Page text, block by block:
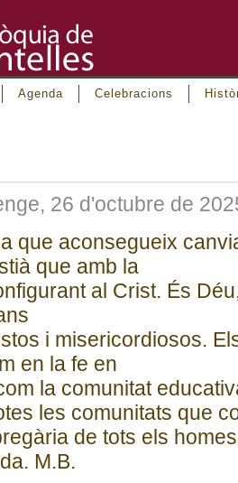
Agenda Celebracions
26 d'octubre de
que aconsegueix
que amb la
al Crist. És
i misericordiosos.
en la fe en
la comunitat
les comunitats que
de tots els
M.B.